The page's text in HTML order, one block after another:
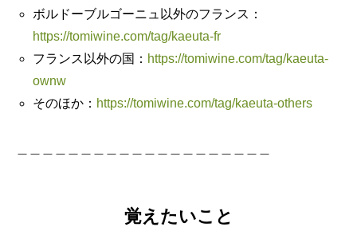
ボルドーブルゴーニュ以外のフランス：
https://tomiwine.com/tag/kaeuta-fr
フランス以外の国： https://tomiwine.com/tag/kaeuta-
ownw
そのほか： https://tomiwine.com/tag/kaeuta-others
覚えたいこと